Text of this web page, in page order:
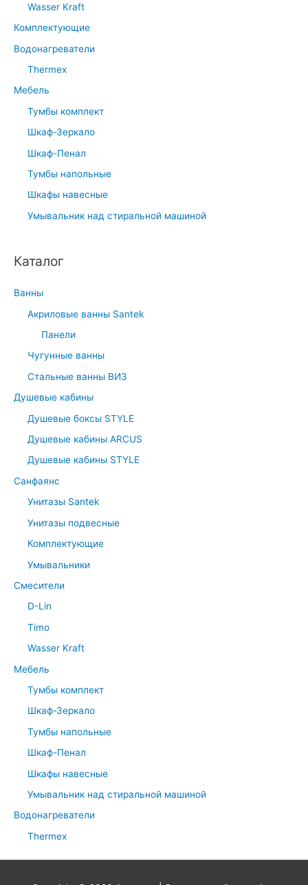
Wasser Kraft
Комплектующие
Водонагреватели
Thermex
Мебель
Тумбы комплект
Шкаф-Зеркало
Шкаф-Пенал
Тумбы напольные
Шкафы навесные
Умывальник над стиральной машиной
Каталог
Ванны
Акриловые ванны Santek
Панели
Чугунные ванны
Стальные ванны ВИЗ
Душевые кабины
Душевые боксы STYLE
Душевые кабины ARCUS
Душевые кабины STYLE
Санфаянс
Унитазы Santek
Унитазы подвесные
Комплектующие
Умывальники
Смесители
D-Lin
Timo
Wasser Kraft
Мебель
Тумбы комплект
Шкаф-Зеркало
Тумбы напольные
Шкаф-Пенал
Шкафы навесные
Умывальник над стиральной машиной
Водонагреватели
Thermex